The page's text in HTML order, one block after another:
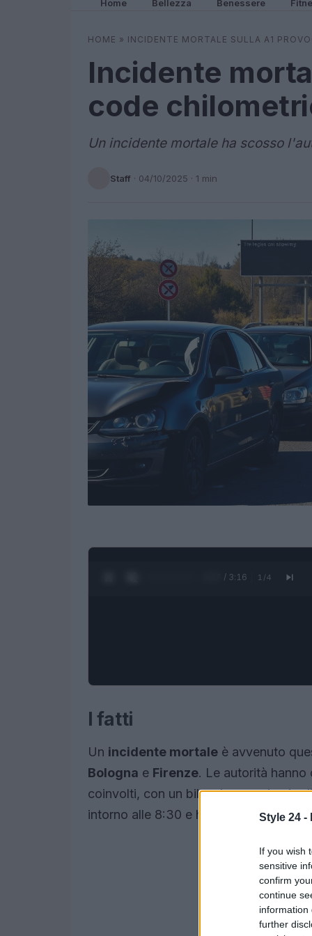
Style 24 -
If you wish
sensitive
confirm
continue
information
further
Home Bellezza Benessere
HOME » INCIDENTE MORTALE SULLA A1
Incidente
code
Un incidente mortale ha scosso
Staff · 04/10/2025 · 1 min
0:28 / 3:16 1 /4
I fatti
Un incidente mortale è avvenuto
Bologna e Firenze. Le autorità
coinvolti, con un bilancio provvisorio
intorno alle 8:30 e ha